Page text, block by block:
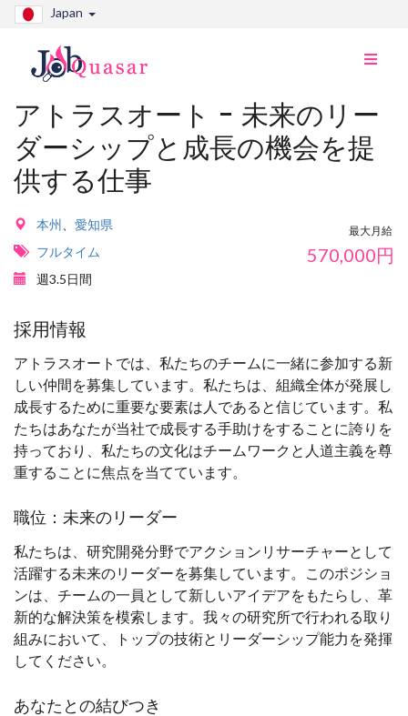
Japan
ナ
り
替
え
アトラスオート - 未来のリー
ダーシップと成長の機会を提
供する仕事
本州
愛知県
フルタイム
週3.5日間
最大月給
570,000円
採用情報
アトラスオートでは、私たちのチームに一緒に参加する新
しい仲間を募集しています。私たちは、組織全体が発展し
成長するために重要な要素は人であると信じています。私
たちはあなたが当社で成長する手助けをすることに誇りを
持っており、私たちの文化はチームワークと人道主義を尊
重することに焦点を当てています。
職位：未来のリーダー
私たちは、研究開発分野でアクションリサーチャーとして
活躍する未来のリーダーを募集しています。このポジショ
ンは、チームの一員として新しいアイデアをもたらし、革
新的な解決策を模索します。我々の研究所で行われる取り
組みにおいて、トップの技術とリーダーシップ能力を発揮
してください。
あなたとの結びつき